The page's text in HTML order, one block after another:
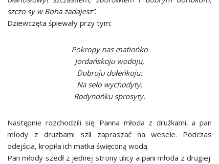
szczo sy w Boha żadajesz”.
Dziewczęta śpiewały przy tym:
Pokropy nas matiońko
Jordańskoju wodoju,
Dobroju dołeńkoju:
Na seło wychodyty,
Rodynońku sprosyty.
Następnie rozchodzili się. Panna młoda z drużkami, a pan
młody z drużbami szli zapraszać na wesele. Podczas
odejścia, kropiła ich matka święconą wodą.
Pan młody szedł z jednej strony ulicy a pani młoda z drugiej.